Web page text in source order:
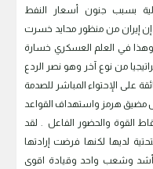
بسبب جنون أسعار النفط
إن إيران من منظور محايد خسرت
وهذا في العلم العسكري خسارة
من نوع آخر وهو نصر الردع
على الإحتواء المباشر للصدمة
مضيق هرمز واستهداف القواعد
القوة والحضور الفاعل . لقد
لديها لكنها فرضت إرادتها
وشعب واحد وقيادة اقوى